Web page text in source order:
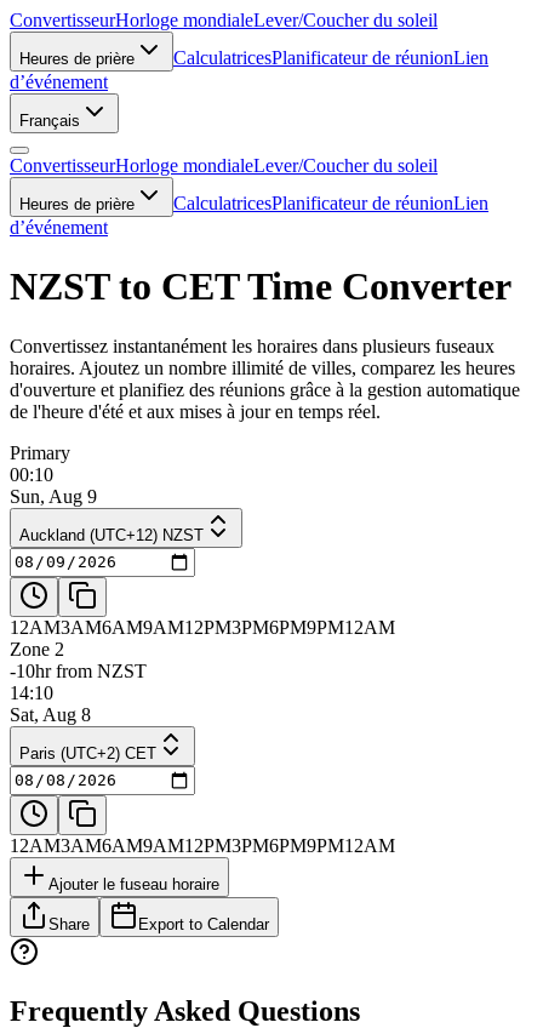
ConvertisseurHorloge mondialeLever/Coucher du soleil
Heures de prière CalculatricesPlanificateur de réunionLien
d’événement
Français
ConvertisseurHorloge mondialeLever/Coucher du soleil
Heures de prière CalculatricesPlanificateur de réunionLien
d’événement
NZST to CET Time Converter
Convertissez instantanément les horaires dans plusieurs fuseaux
horaires. Ajoutez un nombre illimité de villes, comparez les heures
d'ouverture et planifiez des réunions grâce à la gestion automatique
de l'heure d'été et aux mises à jour en temps réel.
Primary
00:10
Sun, Aug 9
Auckland (UTC+12) NZST
12AM3AM6AM9AM12PM3PM6PM9PM12AM
Zone 2
-10hr from NZST
14:10
Sat, Aug 8
Paris (UTC+2) CET
12AM3AM6AM9AM12PM3PM6PM9PM12AM
Ajouter le fuseau horaire
Share Export to Calendar
Frequently Asked Questions